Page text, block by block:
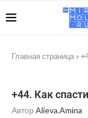
Главная страница »
+44. Как
Автор Alieva.amina